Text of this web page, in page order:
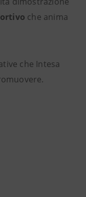
che anima
che Intesa